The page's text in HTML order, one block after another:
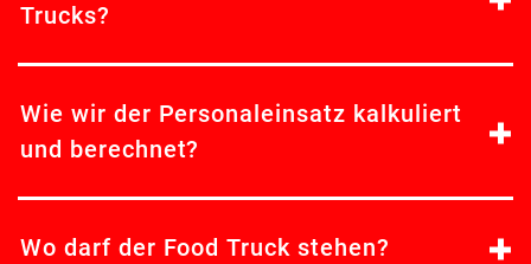
Trucks?
Wie wir der Personaleinsatz kalkuliert
und berechnet?
Wo darf der Food Truck stehen?